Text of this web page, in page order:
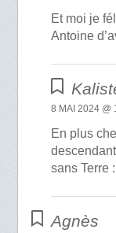
Et moi je
Antoine
8 MAI 2024 @
En plus
sans Terre
Agnès